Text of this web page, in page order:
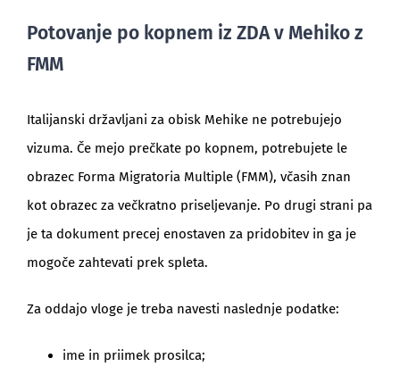
Potovanje po kopnem iz ZDA v Mehiko z
FMM
Italijanski državljani za obisk Mehike ne potrebujejo
vizuma. Če mejo prečkate po kopnem, potrebujete le
obrazec Forma Migratoria Multiple (FMM), včasih znan
kot obrazec za večkratno priseljevanje. Po drugi strani pa
je ta dokument precej enostaven za pridobitev in ga je
mogoče zahtevati prek spleta.
Za oddajo vloge je treba navesti naslednje podatke:
ime in priimek prosilca;